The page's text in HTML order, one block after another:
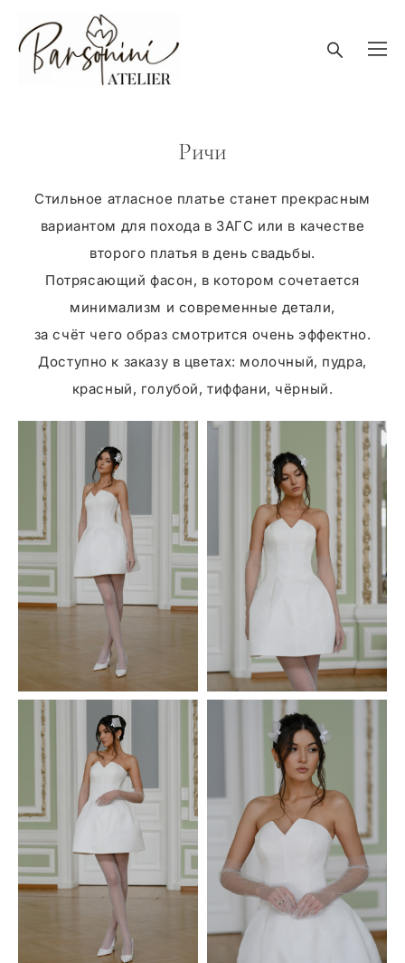
Ричи
Стильное атласное платье станет прекрасным
вариантом для похода в ЗАГС или в качестве
второго платья в день свадьбы.
Потрясающий фасон, в котором сочетается
минимализм и современные детали,
за счёт чего образ смотрится очень эффектно.
Доступно к заказу в цветах: молочный, пудра,
красный, голубой, тиффани, чёрный.